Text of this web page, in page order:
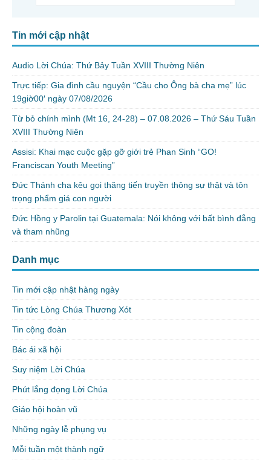
Tin mới cập nhật
Audio Lời Chúa: Thứ Bảy Tuần XVIII Thường Niên
Trực tiếp: Gia đình cầu nguyện “Cầu cho Ông bà cha mẹ” lúc
19giờ00′ ngày 07/08/2026
Từ bỏ chính mình (Mt 16, 24-28) – 07.08.2026 – Thứ Sáu Tuần
XVIII Thường Niên
Assisi: Khai mạc cuộc gặp gỡ giới trẻ Phan Sinh “GO!
Franciscan Youth Meeting”
Đức Thánh cha kêu gọi thăng tiến truyền thông sự thật và tôn
trọng phẩm giá con người
Đức Hồng y Parolin tại Guatemala: Nói không với bất bình đẳng
và tham nhũng
Danh mục
Tin mới cập nhật hàng ngày
Tin tức Lòng Chúa Thương Xót
Tin cộng đoàn
Bác ái xã hội
Suy niệm Lời Chúa
Phút lắng đọng Lời Chúa
Giáo hội hoàn vũ
Những ngày lễ phụng vụ
Mỗi tuần một thành ngữ